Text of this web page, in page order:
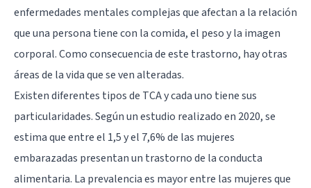
enfermedades mentales complejas que afectan a la relación
que una persona tiene con la comida, el peso y la imagen
corporal. Como consecuencia de este trastorno, hay otras
áreas de la vida que se ven alteradas.
Existen diferentes tipos de TCA y cada uno tiene sus
particularidades. Según un estudio realizado en 2020, se
estima que entre el 1,5 y el 7,6% de las mujeres
embarazadas presentan un trastorno de la conducta
alimentaria. La prevalencia es mayor entre las mujeres que